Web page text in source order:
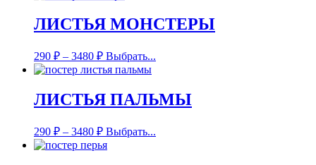
ЛИСТЬЯ МОНСТЕРЫ
290 ₽ – 3480 ₽ Выбрать...
ЛИСТЬЯ ПАЛЬМЫ
290 ₽ – 3480 ₽ Выбрать...